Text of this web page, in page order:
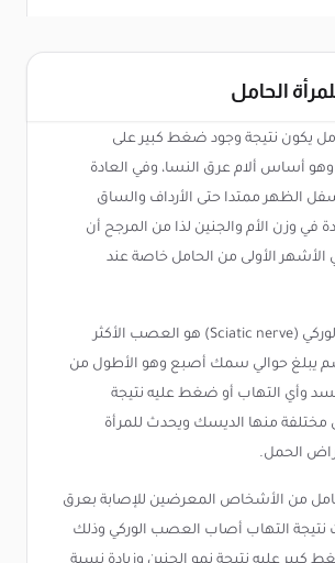
الحامل
يكون نتيجة وجود ضغط كبير على
أساس ألام عرق النسا، وفي العادة
الظهر ممتدا حتى الأرداف والساق
في وزن الأم والجنين لذا من المرجح أن
الأشهر الأولى من الحامل خاصة عند
يعتبر العصب الوركي (Sciatic nerve) هو العصب الأكثر
يبلغ حوالي سمك أصبع وهو الأطول من
وأي التهاب أو ضغط عليه نتيجة
مختلفة منها الديسك ويحدث للمرأة
الحمل.
من الأشخاص المعرضين للإصابة بعرق
نتيجة التهاب أصاب العصب الوركي وذلك